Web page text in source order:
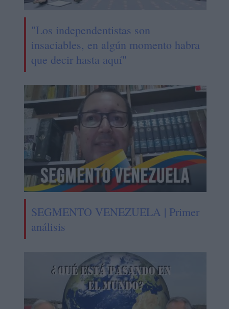
"Los independentistas son
insaciables, en algún momento habra
que decir hasta aquí"
SEGMENTO VENEZUELA | Primer
análisis